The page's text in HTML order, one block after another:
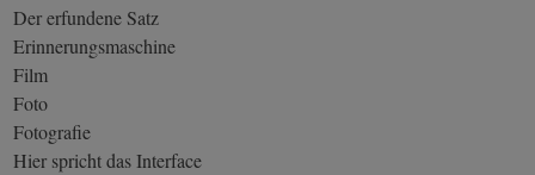
Der erfundene Satz
Erinnerungsmaschine
Film
Foto
Fotografie
Hier spricht das Interface